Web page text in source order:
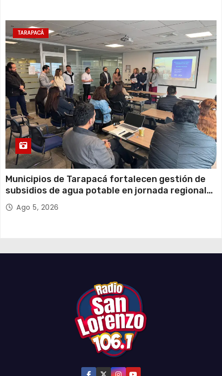
TARAPACÁ
Municipios de Tarapacá fortalecen gestión de
subsidios de agua potable en jornada regional
organizada por Aguas del Altiplano y ANDESS
Ago 5, 2026